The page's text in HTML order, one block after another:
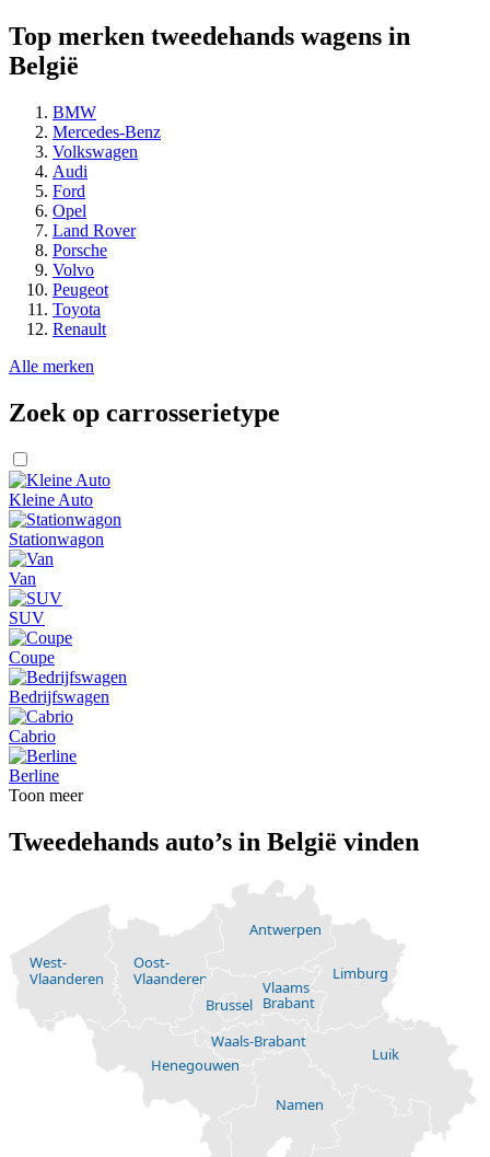
Top merken tweedehands wagens in
België
BMW
Mercedes-Benz
Volkswagen
Audi
Ford
Opel
Land Rover
Porsche
Volvo
Peugeot
Toyota
Renault
Alle merken
Zoek op carrosserietype
Kleine Auto
Stationwagon
Van
SUV
Coupe
Bedrijfswagen
Cabrio
Berline
Toon meer
Tweedehands auto’s in België vinden
West-
Vlaanderen
Oost-
Vlaanderen
Luik
Henegouwen
Namen
Antwerpen
Vlaams-
Brabant
Limburg
Brussel
Waals-Brabant